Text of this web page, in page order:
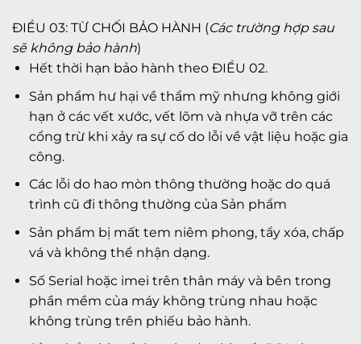
ĐIỀU 03: TỪ CHỐI BẢO HÀNH (Các trường hợp sau
sẽ không bảo hành)
Hết thời hạn bảo hành theo ĐIỀU 02.
Sản phẩm hư hại về thẩm mỹ nhưng không giới
hạn ở các vết xước, vết lõm và nhựa vỡ trên các
cổng trừ khi xảy ra sự cố do lỗi về vật liệu hoặc gia
công.
Các lỗi do hao mòn thông thường hoặc do quá
trình cũ đi thông thường của Sản phẩm
Sản phẩm bị mất tem niêm phong, tẩy xóa, chấp
vá và không thể nhận dạng.
Số Serial hoặc imei trên thân máy và bên trong
phần mềm của máy không trùng nhau hoặc
không trùng trên phiếu bảo hành.